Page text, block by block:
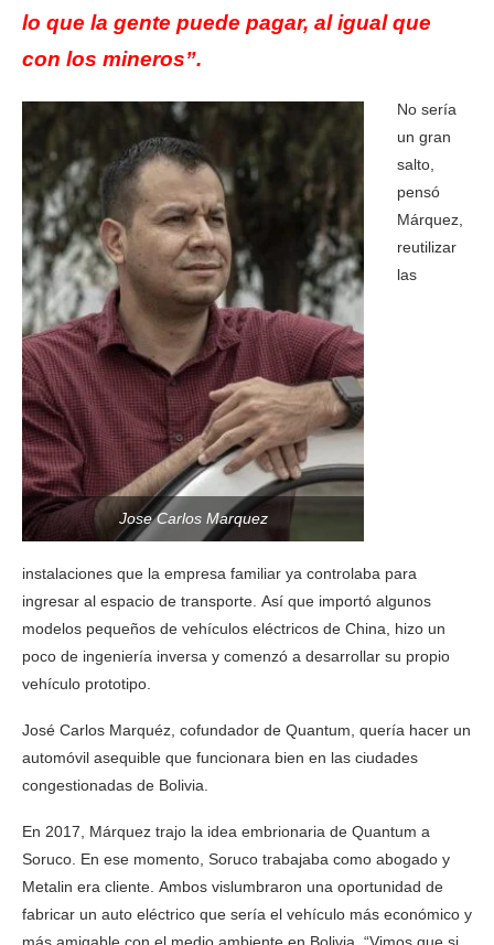
lo que la gente puede pagar, al igual que
con los mineros”.
Jose Carlos Marquez
No sería
un gran
salto,
pensó
Márquez,
reutilizar
las
instalaciones que la empresa familiar ya controlaba para
ingresar al espacio de transporte. Así que importó algunos
modelos pequeños de vehículos eléctricos de China, hizo un
poco de ingeniería inversa y comenzó a desarrollar su propio
vehículo prototipo.
José Carlos Marquéz, cofundador de Quantum, quería hacer un
automóvil asequible que funcionara bien en las ciudades
congestionadas de Bolivia.
En 2017, Márquez trajo la idea embrionaria de Quantum a
Soruco. En ese momento, Soruco trabajaba como abogado y
Metalin era cliente. Ambos vislumbraron una oportunidad de
fabricar un auto eléctrico que sería el vehículo más económico y